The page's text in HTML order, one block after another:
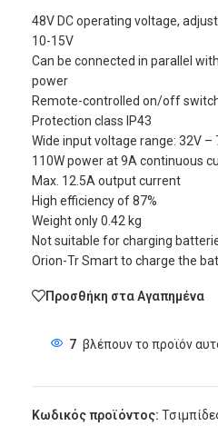
48V DC operating voltage,
10-15V
Can be connected in parallel
power
Remote-controlled on/off
Protection class IP43
Wide input voltage range: 32V –
110W power at 9A continuous
Max. 12.5A output current
High efficiency of 87%
Weight only 0.42 kg
Not suitable for charging
Orion-Tr Smart to charge the
Προσθήκη στα Αγαπημένα
7 βλέπουν το προϊόν
Κωδικός προϊόντος: